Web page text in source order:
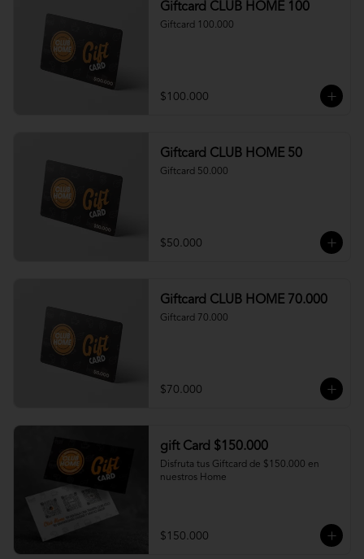
Giftcard CLUB HOME 100
Giftcard 100.000
$100.000
Giftcard CLUB HOME 50
Giftcard 50.000
$50.000
Giftcard CLUB HOME 70.000
Giftcard 70.000
$70.000
gift Card $150.000
Disfruta tus Giftcard de $150.000 en
nuestros Home
$150.000